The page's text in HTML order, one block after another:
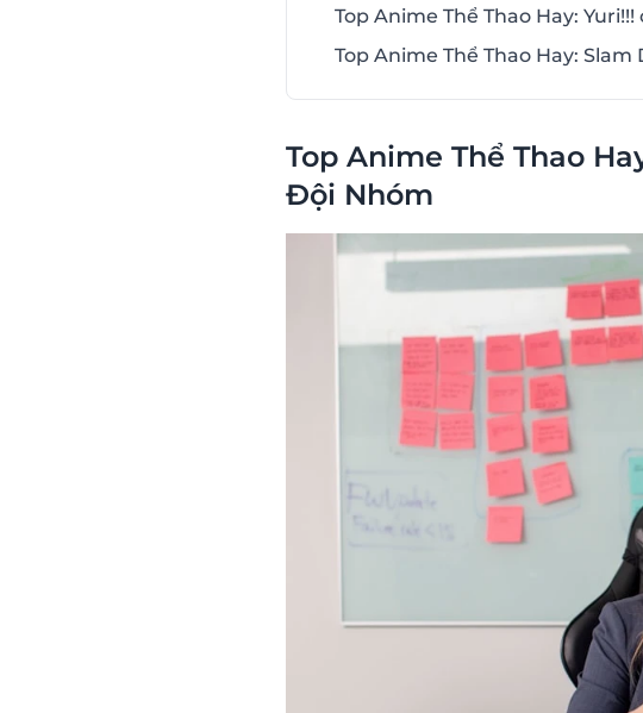
Top Anime Thể Thao Hay:
Top Anime Thể Thao Hay:
Top Anime Thể Thao
Đội Nhóm